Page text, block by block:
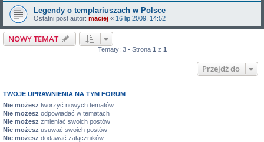
Legendy o templariuszach w Polsce
Ostatni post autor: maciej « 16 lip 2009, 14:52
NOWY TEMAT
Tematy: 3 • Strona 1 z 1
Przejdź do
TWOJE UPRAWNIENIA NA TYM FORUM
Nie możesz tworzyć nowych tematów
Nie możesz odpowiadać w tematach
Nie możesz zmieniać swoich postów
Nie możesz usuwać swoich postów
Nie możesz dodawać załączników